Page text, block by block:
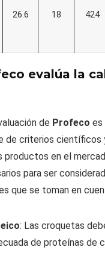
26.6 18 424
evalúa la
de Profeco es
de criterios científicos
productos en el
para ser
que se toman en
: Las croquetas
de proteínas de